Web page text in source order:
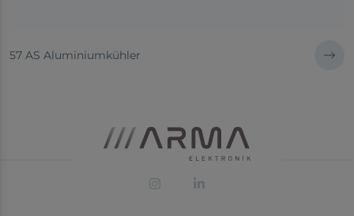
57 AS Aluminiumkühler